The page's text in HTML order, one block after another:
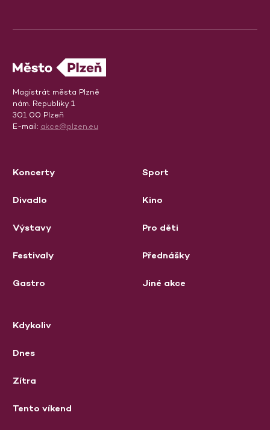
Magistrát města Plzně
nám. Republiky 1
301 00 Plzeň
E-mail: akce@plzen.eu
Koncerty
Divadlo
Výstavy
Festivaly
Gastro
Sport
Kino
Pro děti
Přednášky
Jiné akce
Kdykoliv
Dnes
Zítra
Tento víkend